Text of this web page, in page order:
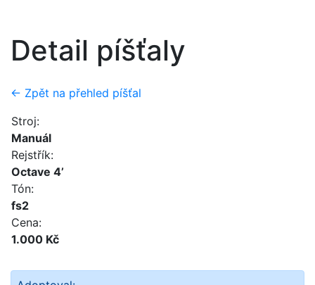
Detail píšťaly
← Zpět na přehled píšťal
Stroj:
Manuál
Rejstřík:
Octave 4’
Tón:
fs2
Cena:
1.000 Kč